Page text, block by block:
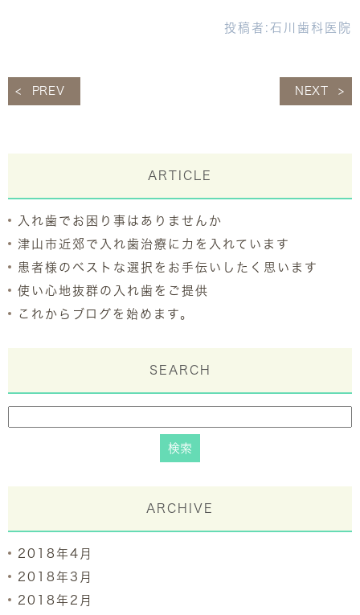
投稿者: 石川歯科医院
PREV NEXT
ARTICLE
入れ歯でお困り事はありませんか
津山市近郊で入れ歯治療に力を入れています
患者様のベストな選択をお手伝いしたく思います
使い心地抜群の入れ歯をご提供
これからブログを始めます。
SEARCH
ARCHIVE
2018年4月
2018年3月
2018年2月